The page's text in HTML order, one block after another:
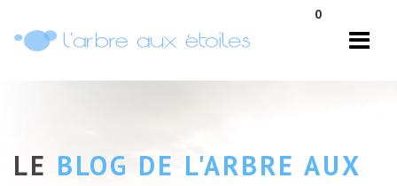
0
LE BLOG DE L'ARBRE AUX